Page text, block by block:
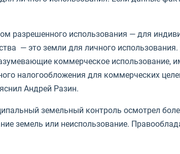
разрешенного использования — для
— это земли для личного
коммерческое использование,
налогообложения для коммерческих
Андрей Разин.
земельный контроль осмотрел
земель или неиспользование.